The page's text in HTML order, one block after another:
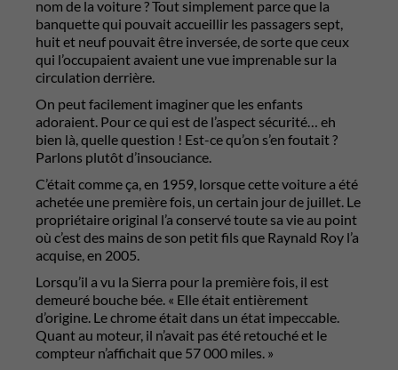
nom de la voiture ? Tout simplement parce que la
banquette qui pouvait accueillir les passagers sept,
huit et neuf pouvait être inversée, de sorte que ceux
qui l’occupaient avaient une vue imprenable sur la
circulation derrière.
On peut facilement imaginer que les enfants
adoraient. Pour ce qui est de l’aspect sécurité… eh
bien là, quelle question ! Est-ce qu’on s’en foutait ?
Parlons plutôt d’insouciance.
C’était comme ça, en 1959, lorsque cette voiture a été
achetée une première fois, un certain jour de juillet. Le
propriétaire original l’a conservé toute sa vie au point
où c’est des mains de son petit fils que Raynald Roy l’a
acquise, en 2005.
Lorsqu’il a vu la Sierra pour la première fois, il est
demeuré bouche bée. « Elle était entièrement
d’origine. Le chrome était dans un état impeccable.
Quant au moteur, il n’avait pas été retouché et le
compteur n’affichait que 57 000 miles. »